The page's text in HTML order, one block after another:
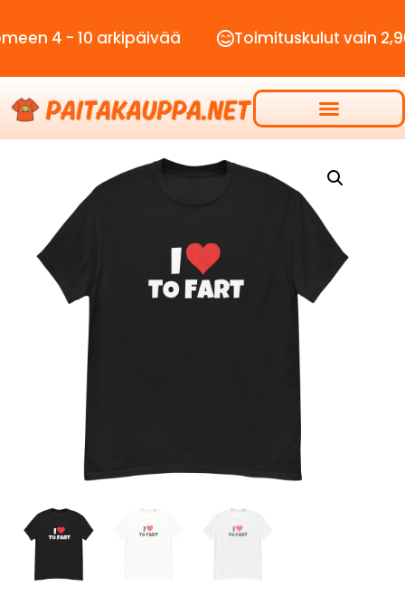
- 10 arkipäivää Toimituskulut vain 2,90€